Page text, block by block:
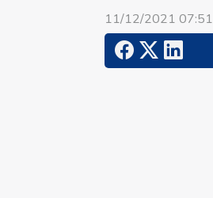
11/12/2021 07:51